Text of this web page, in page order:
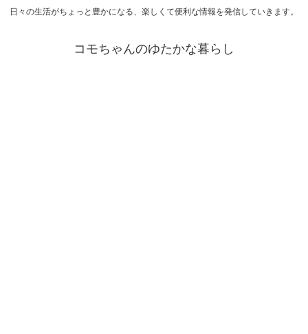
日々の生活がちょっと豊かになる、楽しくて便利な情報を発信していきます。
コモちゃんのゆたかな暮らし